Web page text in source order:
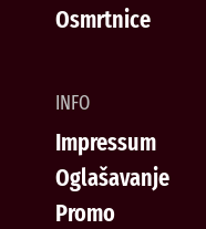
Osmrtnice
INFO
Impressum
Oglašavanje
Promo